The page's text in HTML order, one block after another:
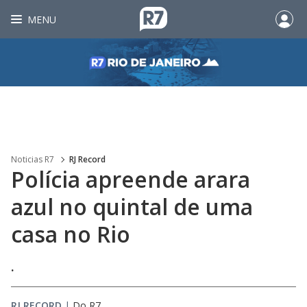
MENU
Noticias R7 RJ Record
Polícia apreende arara
azul no quintal de uma
casa no Rio
.